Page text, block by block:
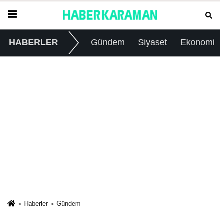
HABERLER Gündem Siyaset Ekonomi
Haberler Gündem